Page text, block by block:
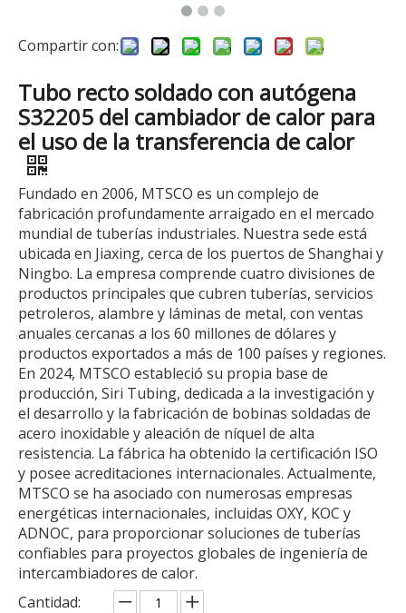
Compartir con:
Tubo recto soldado con autógena
S32205 del cambiador de calor para
el uso de la transferencia de calor
Fundado en 2006, MTSCO es un complejo de
fabricación profundamente arraigado en el mercado
mundial de tuberías industriales. Nuestra sede está
ubicada en Jiaxing, cerca de los puertos de Shanghai y
Ningbo. La empresa comprende cuatro divisiones de
productos principales que cubren tuberías, servicios
petroleros, alambre y láminas de metal, con ventas
anuales cercanas a los 60 millones de dólares y
productos exportados a más de 100 países y regiones.
En 2024, MTSCO estableció su propia base de
producción, Siri Tubing, dedicada a la investigación y
el desarrollo y la fabricación de bobinas soldadas de
acero inoxidable y aleación de níquel de alta
resistencia. La fábrica ha obtenido la certificación ISO
y posee acreditaciones internacionales. Actualmente,
MTSCO se ha asociado con numerosas empresas
energéticas internacionales, incluidas OXY, KOC y
ADNOC, para proporcionar soluciones de tuberías
confiables para proyectos globales de ingeniería de
intercambiadores de calor.
Cantidad: